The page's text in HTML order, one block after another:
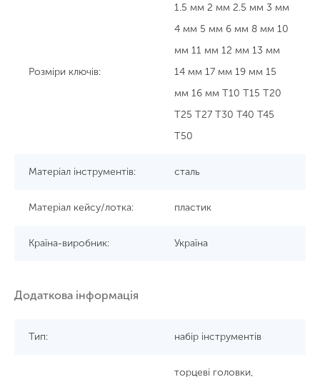
Розміри ключів:
1.5 мм 2 мм 2.5 мм 3 мм
4 мм 5 мм 6 мм 8 мм 10
мм 11 мм 12 мм 13 мм
14 мм 17 мм 19 мм 15
мм 16 мм T10 T15 T20
T25 T27 T30 T40 T45
T50
Матеріал інструментів: сталь
Матеріал кейсу/лотка: пластик
Країна-виробник: Україна
Додаткова інформація
Тип: набір інструментів
торцеві головки,